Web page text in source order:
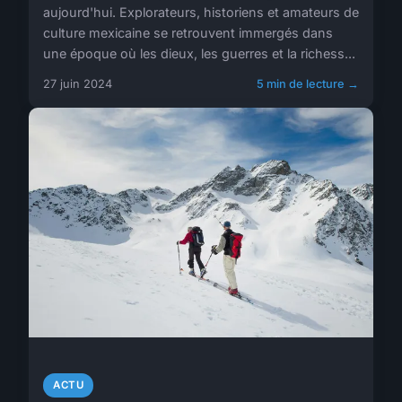
aujourd'hui. Explorateurs, historiens et amateurs de
culture mexicaine se retrouvent immergés dans
une époque où les dieux, les guerres et la richess...
27 juin 2024 5 min de lecture →
ACTU